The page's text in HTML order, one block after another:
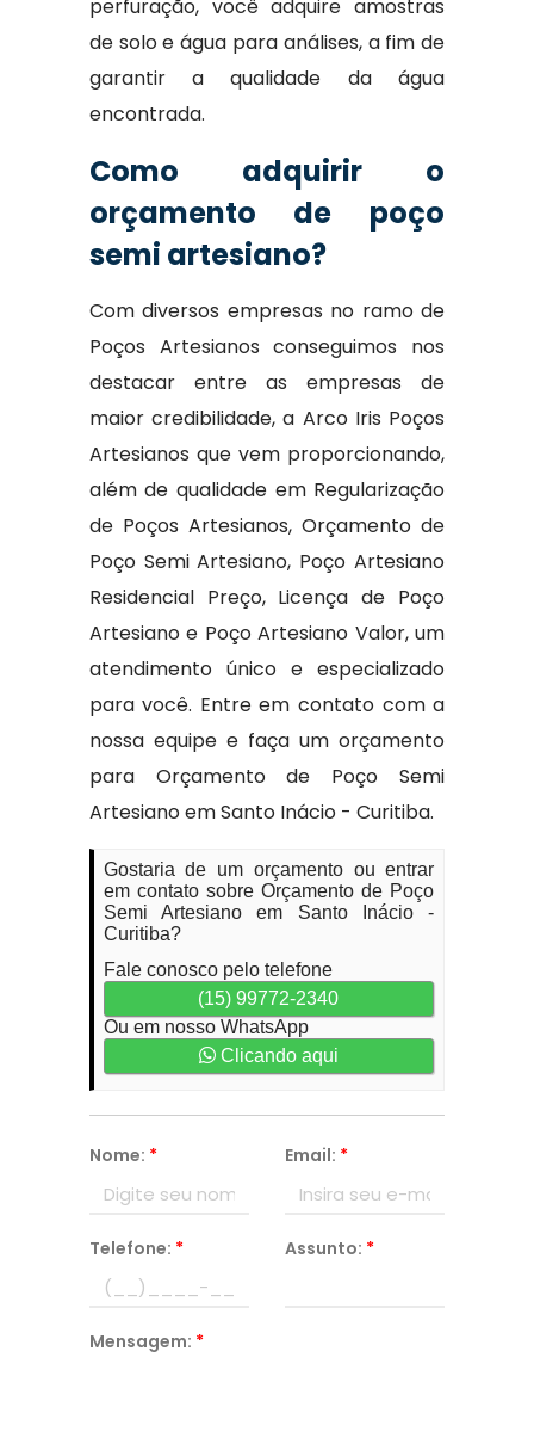
perfuração, você adquire amostras
de solo e água para análises, a fim de
garantir a qualidade da água
encontrada.
Como adquirir o
orçamento de poço
semi artesiano?
Com diversos empresas no ramo de
Poços Artesianos conseguimos nos
destacar entre as empresas de
maior credibilidade, a Arco Iris Poços
Artesianos que vem proporcionando,
além de qualidade em Regularização
de Poços Artesianos, Orçamento de
Poço Semi Artesiano, Poço Artesiano
Residencial Preço, Licença de Poço
Artesiano e Poço Artesiano Valor, um
atendimento único e especializado
para você. Entre em contato com a
nossa equipe e faça um orçamento
para Orçamento de Poço Semi
Artesiano em Santo Inácio - Curitiba.
Gostaria de um orçamento ou entrar
em contato sobre Orçamento de Poço
Semi Artesiano em Santo Inácio -
Curitiba?
Fale conosco pelo telefone
(15) 99772-2340
Ou em nosso WhatsApp
Clicando aqui
Nome: * Email: *
Telefone: * Assunto: *
Mensagem: *